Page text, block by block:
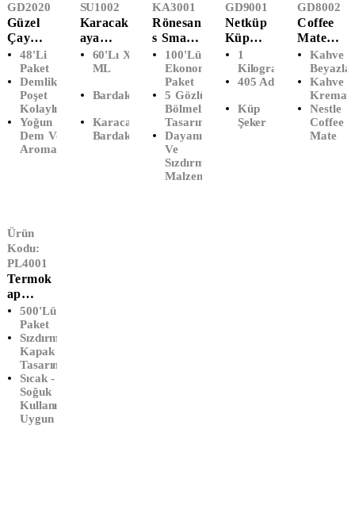
GD2020
Güzel
Çay
Herdem
Tiryaki
48'li
Demlik
Poşet
Çay
48'li
Paket
Demlik
Poşet
Kolaylığı
Yoğun
Dem Ve
Aroma
SU1002
Karacak
Aya
Bardak
Su 200
(60'lı)
60'lı X 200
ML
Bardak Su
Karacakaya
Bardak Su
KA3001
Rönesan
S Smart
Pack 5
Gözlü
Köpük
Tabak
(100'lü)
100'lü
Ekonomik
Paket
5 Gözlü
Bölmeli
Tasarım
Dayanıklı
Ve
Sızdırmaz
Malzeme
GD9001
Netküp
Küp
Şeker
(1000
Gram)
1
Kilogram
405 Adet
Küp
Şeker
GD8002
Coffee
Mate
Kahve
Kreması
(2000
Gr)
Kahve
Kahve
Kreması
Nestle
Coffee
Mate
Ürün
Kodu:
PL4001
Termok
Ap
Kapaklı
Karton
Çorba
Kasesi
(500'lü)
500'lü
Paket
Sızdırmaz
Kapak
Tasarımı
Sıcak -
Soğuk
Kullanıma
Uygun